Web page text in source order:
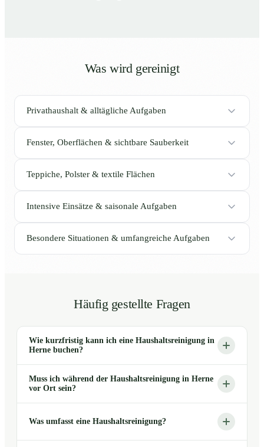
Was wird gereinigt
Privathaushalt & alltägliche Aufgaben
Fenster, Oberflächen & sichtbare Sauberkeit
Teppiche, Polster & textile Flächen
Intensive Einsätze & saisonale Aufgaben
Besondere Situationen & umfangreiche Aufgaben
Häufig gestellte Fragen
Wie kurzfristig kann ich eine Haushaltsreinigung in
Herne buchen?
Muss ich während der Haushaltsreinigung in Herne
vor Ort sein?
Was umfasst eine Haushaltsreinigung?